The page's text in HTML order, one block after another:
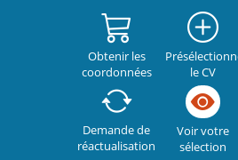
Obtenir les
coordonnées
le CV
Demande de
réactualisation
Voir votre
sélection